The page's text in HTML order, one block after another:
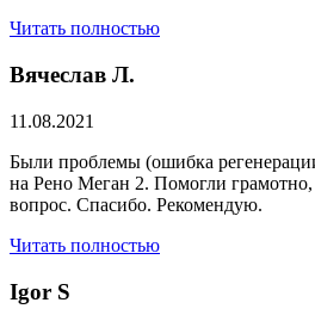
Читать полностью
Вячеслав Л.
11.08.2021
Были проблемы (ошибка
на Рено Меган 2. Помогли грамотно,
вопрос. Спасибо. Рекомендую.
Читать полностью
​Igor S